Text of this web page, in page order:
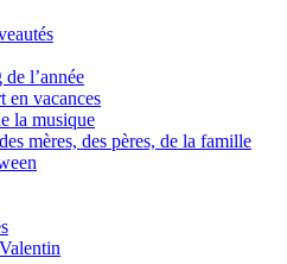
l’année
en vacances
la musique
mères, des pères, de la famille